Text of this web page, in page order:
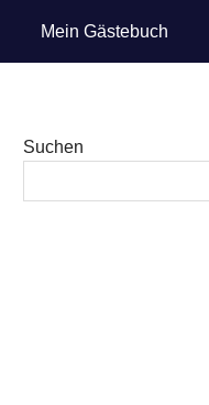
Mein Gästebuch
Suchen